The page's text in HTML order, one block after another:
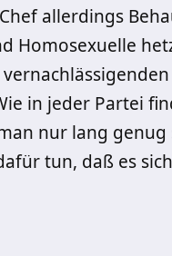
allerdings
Homosexuelle
in jeder Partei
nur lang
tun, daß es